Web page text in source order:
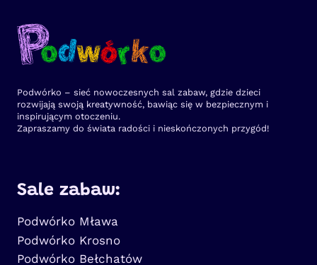
Podwórko – sieć nowoczesnych sal zabaw, gdzie dzieci
rozwijają swoją kreatywność, bawiąc się w bezpiecznym i
inspirującym otoczeniu.
Zapraszamy do świata radości i nieskończonych przygód!
Sale zabaw:
Podwórko Mława
Podwórko Krosno
Podwórko Bełchatów